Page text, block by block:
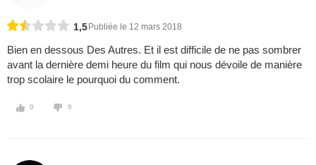
1,5 Publiée le 12 mars 2018
Bien en dessous Des Autres. Et il est difficile de ne pas sombrer
avant la dernière demi heure du film qui nous dévoile de manière
trop scolaire le pourquoi du comment.
0 9